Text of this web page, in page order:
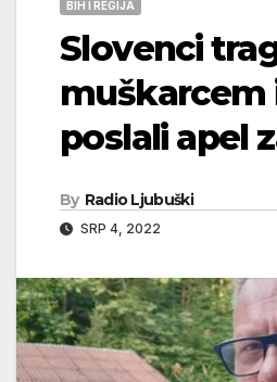
BIH I REGIJA
Slovenci
muškarcem
poslali apel
By Radio Ljubuški
SRP 4, 2022